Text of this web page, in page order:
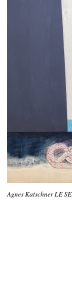
Agnes Katschner LE